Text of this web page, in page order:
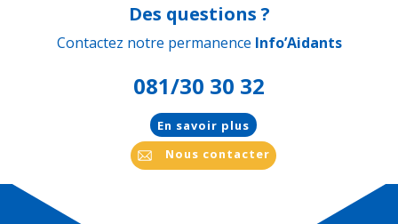
Des questions ?
Contactez notre permanence Info’Aidants
081/30 30 32
En savoir plus
Nous contacter